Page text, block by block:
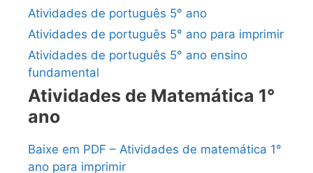
Atividades de português 5° ano
Atividades de português 5° ano para imprimir
Atividades de português 5° ano ensino
fundamental
Atividades de Matemática 1°
ano
Baixe em PDF – Atividades de matemática 1°
ano para imprimir